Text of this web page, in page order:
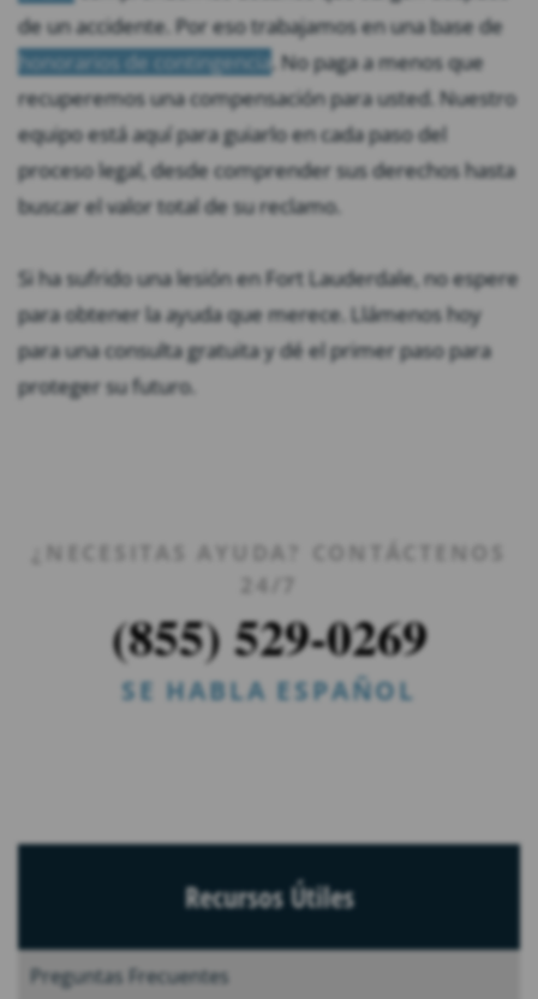
de un accidente. Por eso trabajamos en una base de
honorarios de contingencia . No paga a menos que
recuperemos una compensación para usted. Nuestro
equipo está aquí para guiarlo en cada paso del
proceso legal, desde comprender sus derechos hasta
buscar el valor total de su reclamo.
Si ha sufrido una lesión en Fort Lauderdale, no espere
para obtener la ayuda que merece. Llámenos hoy
para una consulta gratuita y dé el primer paso para
proteger su futuro.
¿NECESITAS AYUDA? CONTÁCTENOS
24/7
(855) 529-0269
SE HABLA ESPAÑOL
Recursos Útiles
Preguntas Frecuentes